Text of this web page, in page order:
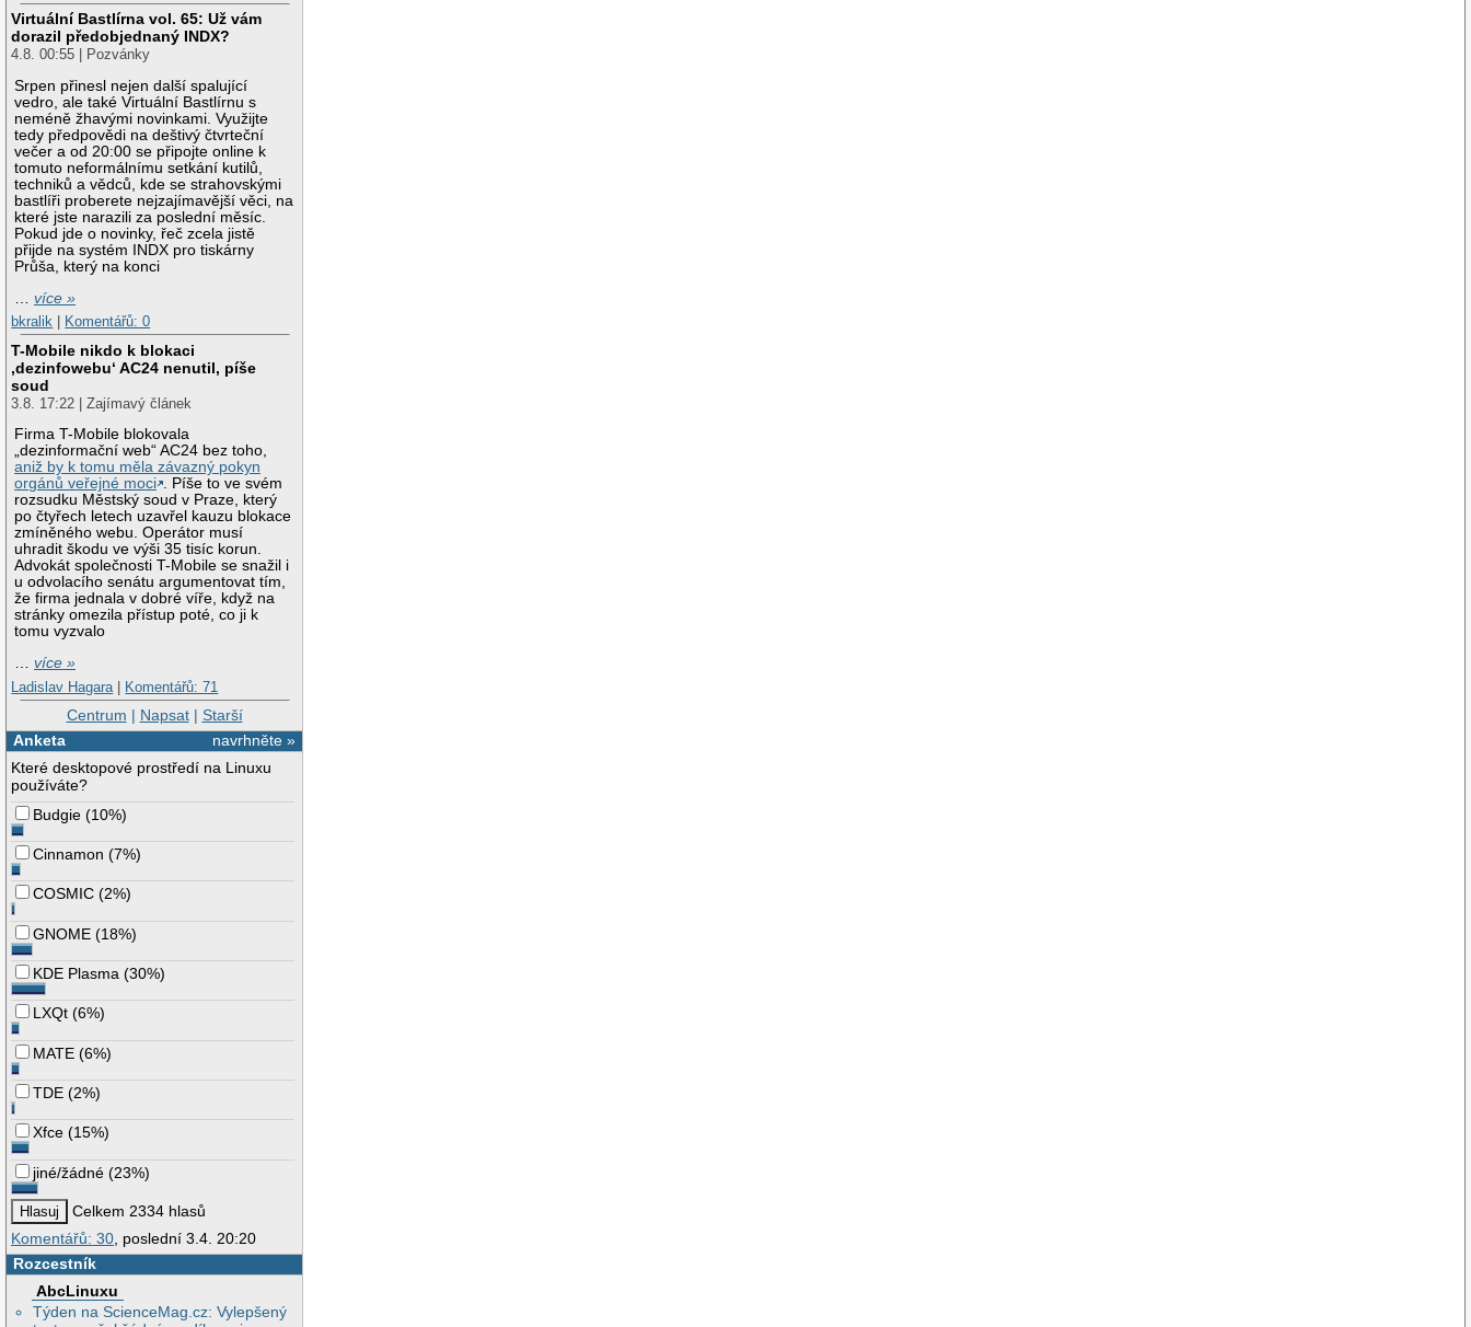
Virtuální Bastlírna vol. 65: Už vám
dorazil předobjednaný INDX?
4.8. 00:55 | Pozvánky
Srpen přinesl nejen další spalující
vedro, ale také Virtuální Bastlírnu s
neméně žhavými novinkami. Využijte
tedy předpovědi na deštivý čtvrteční
večer a od 20:00 se připojte online k
tomuto neformálnímu setkání kutilů,
techniků a vědců, kde se strahovskými
bastlíři proberete nejzajímavější věci, na
které jste narazili za poslední měsíc.
Pokud jde o novinky, řeč zcela jistě
přijde na systém INDX pro tiskárny
Průša, který na konci
…více »
bkralik
Komentářů: 0
T-Mobile nikdo k blokaci
‚dezinfowebu‘ AC24 nenutil, píše
soud
3.8. 17:22 | Zajímavý článek
Firma T-Mobile blokovala
„dezinformační web“ AC24 bez toho,
aniž by k tomu měla závazný pokyn
orgánů veřejné moci . Píše to ve svém
rozsudku Městský soud v Praze, který
po čtyřech letech uzavřel kauzu blokace
zmíněného webu. Operátor musí
uhradit škodu ve výši 35 tisíc korun.
Advokát společnosti T-Mobile se snažil i
u odvolacího senátu argumentovat tím,
že firma jednala v dobré víře, když na
stránky omezila přístup poté, co ji k
tomu vyzvalo
…více »
Ladislav Hagara | Komentářů: 71
Centrum | Napsat| Starší
navrhněte »
Anketa
Které desktopové prostředí na Linuxu
používáte?
Budgie (10%)
Cinnamon (7%)
COSMIC (2%)
GNOME (18%)
KDE Plasma (30%)
LXQt (6%)
MATE (6%)
TDE (2%)
Xfce (15%)
jiné/žádné (23%)
Celkem 2334 hlasů
Komentářů: 30, poslední 3.4. 20:20
Rozcestník
AbcLinuxu
Týden na ScienceMag.cz: Vylepšený